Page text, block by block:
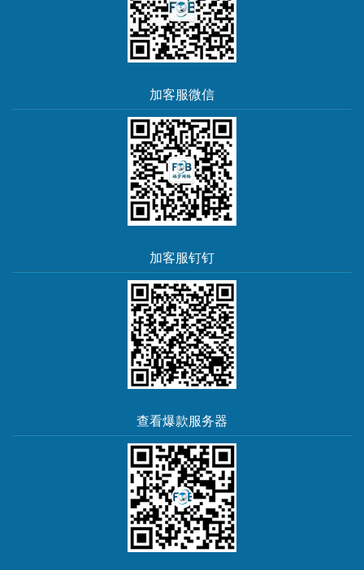
加客服微信
加客服钉钉
查看爆款服务器